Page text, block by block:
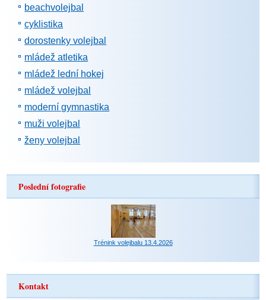
beachvolejbal
cyklistika
dorostenky volejbal
mládež atletika
mládež lední hokej
mládež volejbal
moderní gymnastika
muži volejbal
ženy volejbal
Poslední fotografie
Trénink volejbalu 13.4.2026
Kontakt